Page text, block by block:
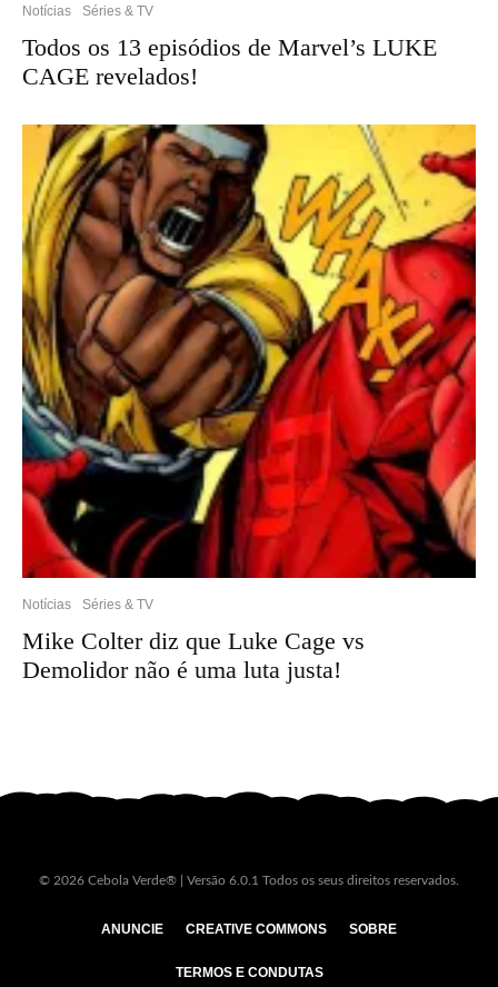
Notícias Séries & TV
Todos os 13 episódios de Marvel’s LUKE
CAGE revelados!
Notícias Séries & TV
Mike Colter diz que Luke Cage vs
Demolidor não é uma luta justa!
© 2026 Cebola Verde® | Versão 6.0.1 Todos os seus direitos reservados.
ANUNCIE CREATIVE COMMONS SOBRE
TERMOS E CONDUTAS